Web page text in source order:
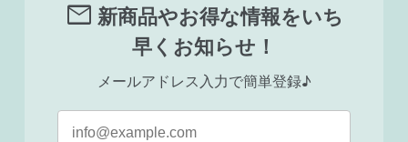
mail 新商品やお得な情報をいち
早くお知らせ！
メールアドレス入力で簡単登録♪